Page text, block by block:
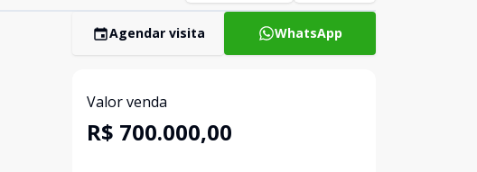
Agendar visita WhatsApp
Valor venda
R$ 700.000,00